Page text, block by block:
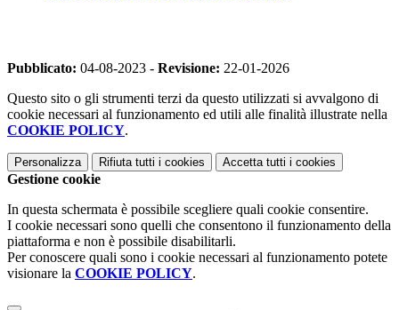
Pubblicato: 04-08-2023 - Revisione: 22-01-2026
Questo sito o gli strumenti terzi da questo utilizzati si avvalgono di
cookie necessari al funzionamento ed utili alle finalità illustrate nella
COOKIE POLICY.
Personalizza Rifiuta tutti i cookies Accetta tutti i cookies
Gestione cookie
In questa schermata è possibile scegliere quali cookie consentire.
I cookie necessari sono quelli che consentono il funzionamento della
piattaforma e non è possibile disabilitarli.
Per conoscere quali sono i cookie necessari al funzionamento potete
visionare la COOKIE POLICY.